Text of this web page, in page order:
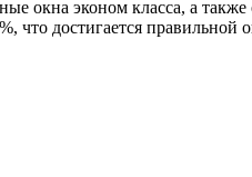
окна эконом класса, а
достигается правильной